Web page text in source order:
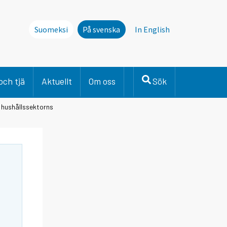
Suomeksi På svenska In English
tjä Aktuellt Om oss Sök